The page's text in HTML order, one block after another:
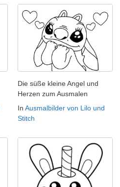
Die süße kleine Angel und
Herzen zum Ausmalen
In Ausmalbilder von Lilo und
Stitch